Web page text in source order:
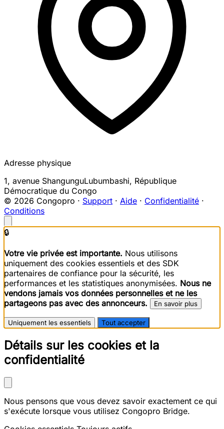
Adresse physique
1, avenue ShangunguLubumbashi, République
Démocratique du Congo
© 2026 Congopro · Support · Aide · Confidentialité ·
Conditions
🔒
Votre vie privée est importante. Nous utilisons
uniquement des cookies essentiels et des SDK
partenaires de confiance pour la sécurité, les
performances et les statistiques anonymisées. Nous ne
vendons jamais vos données personnelles et ne les
partageons pas avec des annonceurs.
En savoir plus
Uniquement les essentiels Tout accepter
Détails sur les cookies et la
confidentialité
Nous pensons que vous devez savoir exactement ce qui
s'exécute lorsque vous utilisez Congopro Bridge.